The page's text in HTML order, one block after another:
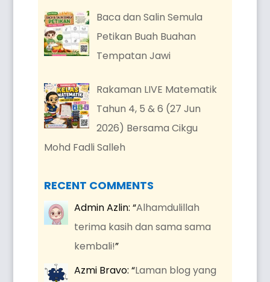
Baca dan Salin Semula
Petikan Buah Buahan
Tempatan Jawi
Rakaman LIVE Matematik
Tahun 4, 5 & 6 (27 Jun
2026) Bersama Cikgu
Mohd Fadli Salleh
RECENT COMMENTS
Admin Azlin: “Alhamdulillah
terima kasih dan sama sama
kembali!”
Azmi Bravo: “Laman blog yang